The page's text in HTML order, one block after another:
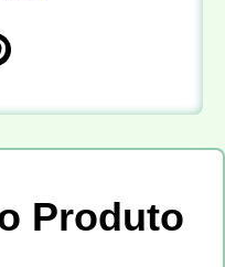
Produto